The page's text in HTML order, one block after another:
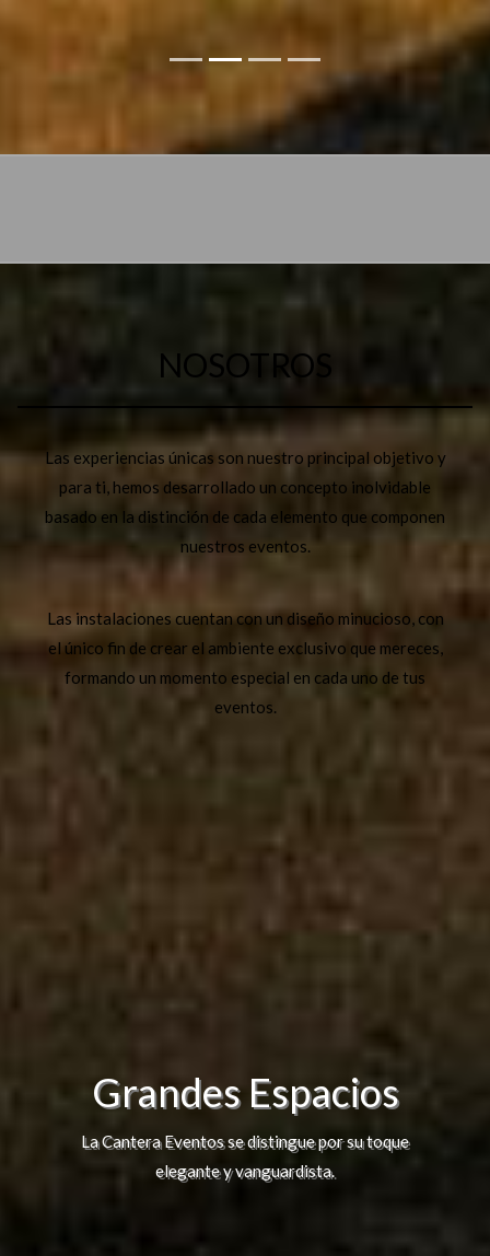
Exclusivos Espacios
En La Cantera Eventos contamos con salones
con capacidad de 150 a 700 personas, chef
exclusivo y amplio estacionamiento.
NOSOTROS
Las experiencias únicas son nuestro principal objetivo y
para ti, hemos desarrollado un concepto inolvidable
basado en la distinción de cada elemento que componen
nuestros eventos.
Las instalaciones cuentan con un diseño minucioso, con
el único fin de crear el ambiente exclusivo que mereces,
formando un momento especial en cada uno de tus
eventos.